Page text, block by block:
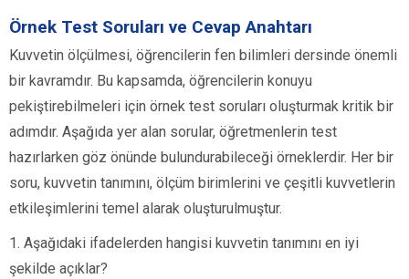
Örnek Test Soruları ve Cevap Anahtarı
Kuvvetin ölçülmesi, öğrencilerin fen bilimleri dersinde önemli
bir kavramdır. Bu kapsamda, öğrencilerin konuyu
pekiştirebilmeleri için örnek test soruları oluşturmak kritik bir
adımdır. Aşağıda yer alan sorular, öğretmenlerin test
hazırlarken göz önünde bulundurabileceği örneklerdir. Her bir
soru, kuvvetin tanımını, ölçüm birimlerini ve çeşitli kuvvetlerin
etkileşimlerini temel alarak oluşturulmuştur.
1. Aşağıdaki ifadelerden hangisi kuvvetin tanımını en iyi
şekilde açıklar?